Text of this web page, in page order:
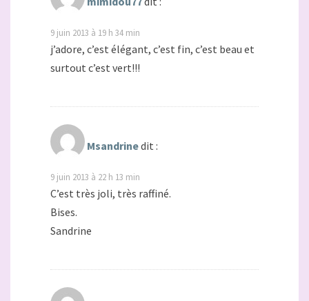
9 juin 2013 à 19 h 34 min
j’adore, c’est élégant, c’est fin, c’est beau et
surtout c’est vert!!!
Msandrinedit :
9 juin 2013 à 22 h 13 min
C’est très joli, très raffiné.
Bises.
Sandrine